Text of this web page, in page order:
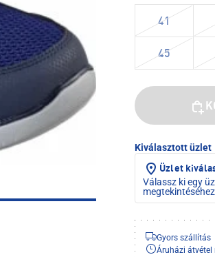
41
45
Kiválasztott üzlet
Üzlet
Válassz ki egy
megtekintéséhez
Gyors szállítás
Áruházi